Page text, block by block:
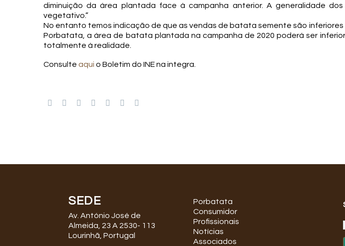
diminuição da área plantada face à campanha anterior. A generalidade
vegetativo.”
No entanto temos indicação de que as vendas de batata semente são
Porbatata, a área de batata plantada na campanha de 2020 poderá ser
totalmente à realidade.
Consulte aqui o Boletim do INE na integra.
SEDE
Av. António José de
Almeida, 23 A 2530- 113
Lourinhã, Portugal
Porbatata
Consumidor
Profissionais
Notícias
Associados